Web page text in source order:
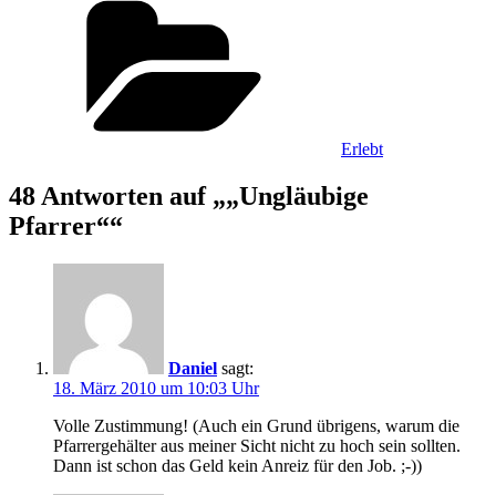
Erlebt
48 Antworten auf „„Ungläubige
Pfarrer““
Daniel sagt:
18. März 2010 um 10:03 Uhr
Volle Zustimmung! (Auch ein Grund übrigens, warum die
Pfarrergehälter aus meiner Sicht nicht zu hoch sein sollten.
Dann ist schon das Geld kein Anreiz für den Job. ;-))